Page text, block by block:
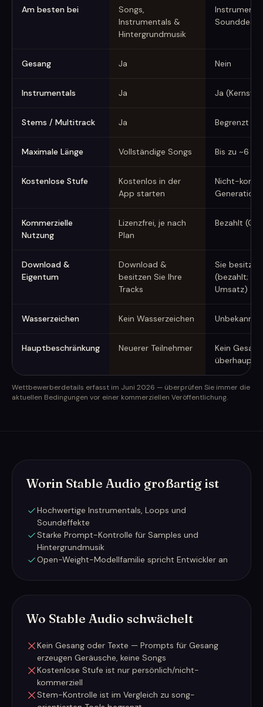
Am besten bei
Songs,
Instrumentals &
Hintergrundmusik
Gesang Ja Nein
Instrumentals Ja Ja
Stems / Multitrack Ja Begrenzt
Maximale Länge Vollständige Songs Bis zu ~6
Kostenlose Stufe
Kostenlos in der
App starten
Nicht-
Kommerzielle
Nutzung
Lizenzfrei, je nach
Plan
Bezahlt
Download &
Eigentum
Download &
besitzen Sie Ihre
Tracks
Sie
(bezahlt;
Umsatz)
Wasserzeichen Kein Wasserzeichen Unbekannt
Hauptbeschränkung Neuerer Teilnehmer
Kein
überhaupt
Wettbewerberdetails erfasst im Juni 2026 — überprüfen Sie immer die
aktuellen Bedingungen vor einer kommerziellen Veröffentlichung.
Worin Stable Audio großartig ist
Hochwertige Instrumentals, Loops und
Soundeffekte
Starke Prompt-Kontrolle für Samples und
Hintergrundmusik
Open-Weight-Modellfamilie spricht Entwickler an
Wo Stable Audio schwächelt
Kein Gesang oder Texte — Prompts für Gesang
erzeugen Geräusche, keine Songs
Kostenlose Stufe ist nur persönlich/nicht-
kommerziell
Stem-Kontrolle ist im Vergleich zu song-